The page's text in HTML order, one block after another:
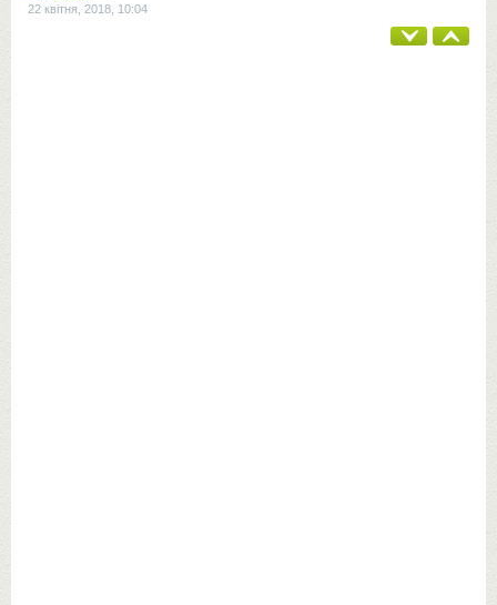
22 квітня, 2018, 10:04